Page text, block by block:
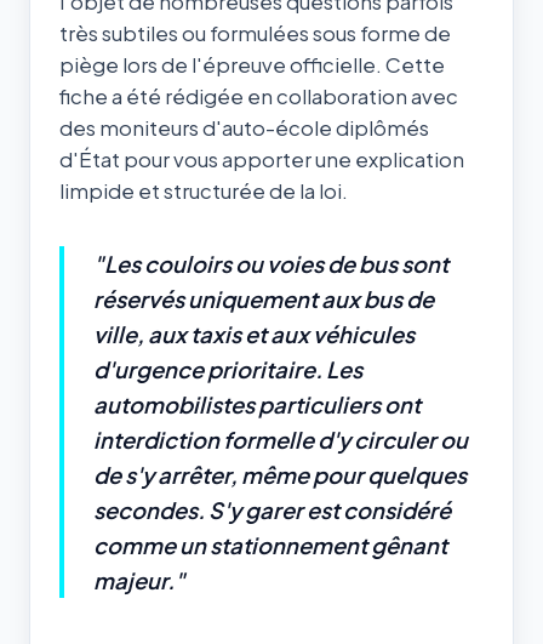
très subtiles ou formulées sous forme de
piège lors de l'épreuve officielle. Cette
fiche a été rédigée en collaboration avec
des moniteurs d'auto-école diplômés
d'État pour vous apporter une explication
limpide et structurée de la loi.
"Les couloirs ou voies de bus sont
réservés uniquement aux bus de
ville, aux taxis et aux véhicules
d'urgence prioritaire. Les
automobilistes particuliers ont
interdiction formelle d'y circuler ou
de s'y arrêter, même pour quelques
secondes. S'y garer est considéré
comme un stationnement gênant
majeur."